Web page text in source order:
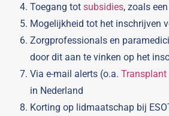
Toegang tot subsidies, zoals
Mogelijkheid tot het inschrijven
Zorgprofessionals en
door dit aan te vinken op het
Via e-mail alerts (o.a. Transplant
in Nederland
Korting op lidmaatschap bij